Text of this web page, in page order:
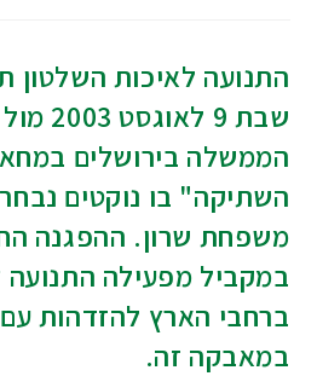
התנועה לאיכות השלטון
שבת 9
הממשלה בירושלים
השתיקה" בו נוקטים
במקביל מפעילה התנועה
ברחבי הארץ להזדהות
במאבקה זה.